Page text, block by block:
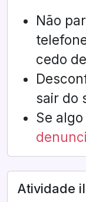
Não
cedo
sair do
Se
Atividade